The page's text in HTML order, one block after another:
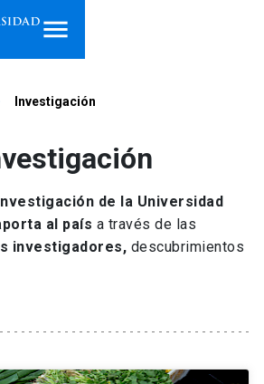
e
Investigación
de la Universidad
al país a través de las
investigadores, descubrimientos